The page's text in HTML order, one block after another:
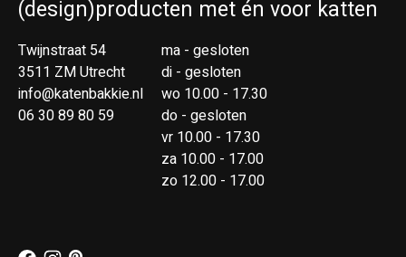
(design)producten met én voor katten
Twijnstraat 54
3511 ZM Utrecht
info@katenbakkie.nl
06 30 89 80 59
ma - gesloten
di - gesloten
wo 10.00 - 17.30
do - gesloten
vr 10.00 - 17.30
za 10.00 - 17.00
zo 12.00 - 17.00